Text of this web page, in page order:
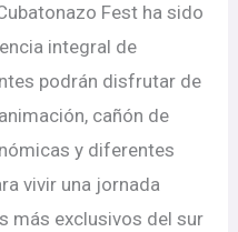
Fest ha sido
integral de
podrán disfrutar de
cañón de
y diferentes
vivir una jornada
más exclusivos del sur